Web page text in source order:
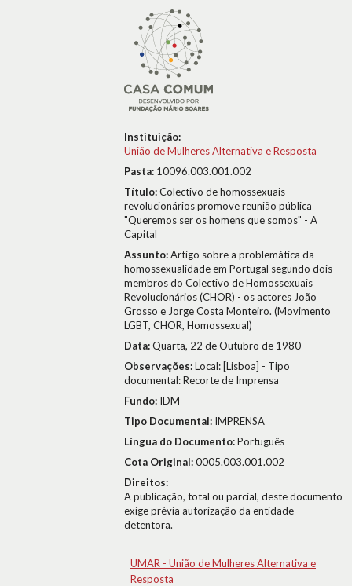
Instituição:
União de Mulheres Alternativa e Resposta
Pasta: 10096.003.001.002
Título:Colectivo de homossexuais
revolucionários promove reunião pública
"Queremos ser os homens que somos" - A
Capital
Assunto:Artigo sobre a problemática da
homossexualidade em Portugal segundo dois
membros do Colectivo de Homossexuais
Revolucionários (CHOR) - os actores João
Grosso e Jorge Costa Monteiro. (Movimento
LGBT, CHOR, Homossexual)
Data:Quarta, 22 de Outubro de 1980
Observações:Local: [Lisboa] - Tipo
documental: Recorte de Imprensa
Fundo: IDM
Tipo Documental: IMPRENSA
Língua do Documento:Português
Cota Original:0005.003.001.002
Direitos:
A publicação, total ou parcial, deste documento
exige prévia autorização da entidade
detentora.
UMAR - União de Mulheres Alternativa e
Resposta